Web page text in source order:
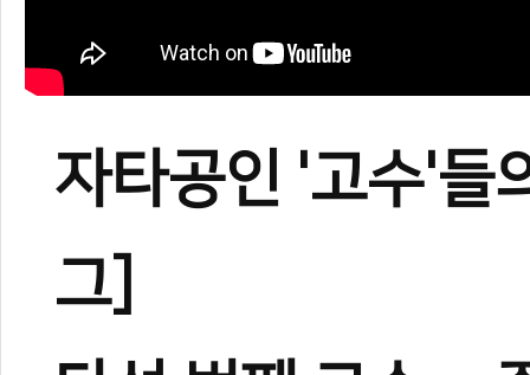
자타공인 '고수'들
그]